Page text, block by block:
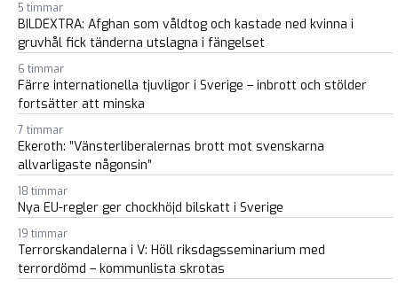
5 timmar
BILDEXTRA: Afghan som våldtog och kastade ned kvinna i
gruvhål fick tänderna utslagna i fängelset
6 timmar
Färre internationella tjuvligor i Sverige – inbrott och stölder
fortsätter att minska
7 timmar
Ekeroth: ”Vänsterliberalernas brott mot svenskarna
allvarligaste någonsin”
18 timmar
Nya EU-regler ger chockhöjd bilskatt i Sverige
19 timmar
Terrorskandalerna i V: Höll riksdagsseminarium med
terrordömd – kommunlista skrotas